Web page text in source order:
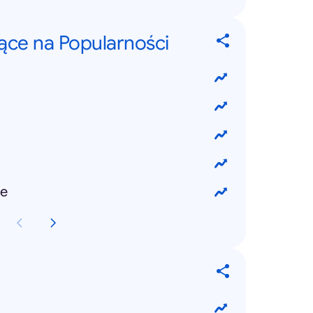
na Popularności